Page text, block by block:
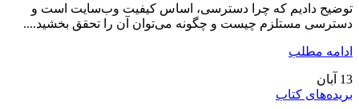
توضیح دادیم که چرا دسترسی، اساس کیفیت وب‌سایت است و
دسترسی مستلزم چیست و چگونه می‌توان آن را تحقق بخشید....
ادامه مطلب
13 آبان
بریده‌های کتاب